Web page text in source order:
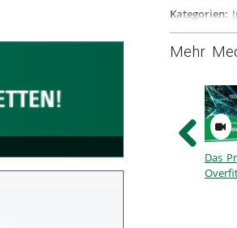
Kategorien:
Mehr
Das